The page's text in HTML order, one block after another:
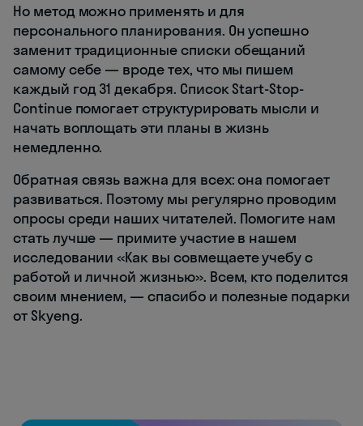
Но метод можно применять и для
персонального планирования. Он успешно
заменит традиционные списки обещаний
самому себе ― вроде тех, что мы пишем
каждый год 31 декабря. Список Start-Stop-
Continue помогает структурировать мысли и
начать воплощать эти планы в жизнь
немедленно.
Обратная связь важна для всех: она помогает
развиваться. Поэтому мы регулярно проводим
опросы среди наших читателей. Помогите нам
стать лучше ― примите участие в нашем ​​
исследовании «Как вы совмещаете учебу с
работой и личной жизнью». Всем, кто поделится
своим мнением, ― спасибо и полезные подарки
от Skyeng.